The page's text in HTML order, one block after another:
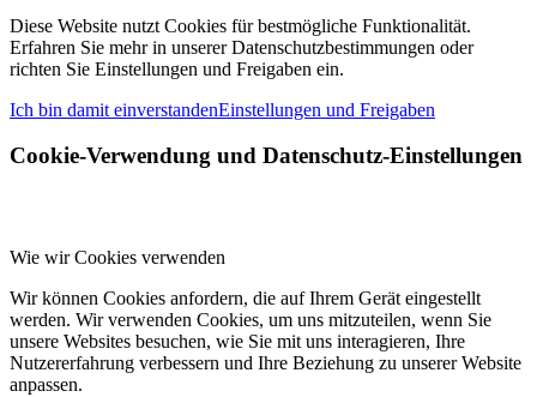
Diese Website nutzt Cookies für bestmögliche Funktionalität.
Erfahren Sie mehr in unserer Datenschutzbestimmungen oder
richten Sie Einstellungen und Freigaben ein.
Ich bin damit einverstandenEinstellungen und Freigaben
Cookie-Verwendung und Datenschutz-Einstellungen
Wie wir Cookies verwenden
Wir können Cookies anfordern, die auf Ihrem Gerät eingestellt
werden. Wir verwenden Cookies, um uns mitzuteilen, wenn Sie
unsere Websites besuchen, wie Sie mit uns interagieren, Ihre
Nutzererfahrung verbessern und Ihre Beziehung zu unserer Website
anpassen.